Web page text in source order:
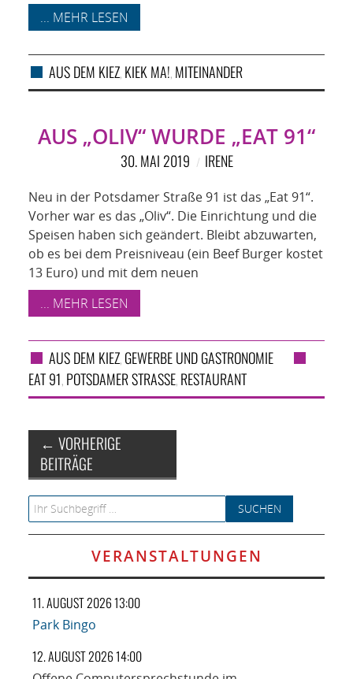
... MEHR LESEN
AUS DEM KIEZ, KIEK MA!, MITEINANDER
AUS „OLIV“ WURDE „EAT 91“
30. MAI 2019 IRENE
Neu in der Potsdamer Straße 91 ist das „Eat 91“.
Vorher war es das „Oliv“. Die Einrichtung und die
Speisen haben sich geändert. Bleibt abzuwarten,
ob es bei dem Preisniveau (ein Beef Burger kostet
13 Euro) und mit dem neuen
... MEHR LESEN
AUS DEM KIEZ, GEWERBE UND GASTRONOMIE
EAT 91, POTSDAMER STRASSE , RESTAURANT
Artikel-Navigation
← VORHERIGE
BEITRÄGE
Search for:
VERANSTALTUNGEN
11. AUGUST 2026 13:00
Park Bingo
12. AUGUST 2026 14:00